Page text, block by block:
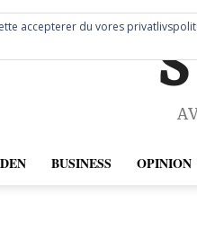
BUSINESS OPINION
accepterer du vores